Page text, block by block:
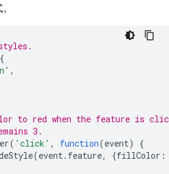
,
to red when the feature is
3.
( 'click' , function(event)
{
(event. feature, {fillColor :